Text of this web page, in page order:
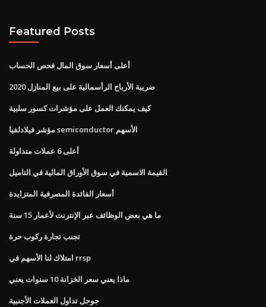
Featured Posts
أعلى أسعار سوق المال فحص الحساب
ضريبة الأرباح الرأسمالية على بيع المنازل 2020
كيف يمكنك العمل على مؤشرات كسور سلبية
مؤشر فيلادلفيا semiconductor الأسهم
أعلى 6 عملات متداولة
القيمة الاسمية في سوق الأوراق المالية في التاميل
أسعار الفائدة المصرفية المتزايدة
ما هي بعض الوظائف عبر الإنترنت لأعمار 15 سنة
تجنب تجارة ركوب حرة
امتلاك لنا الأسهم في rrsp
ماذا يعني سعر الخزانة 10 سنوات يعني
جوجل تداول العملات الأجنبية